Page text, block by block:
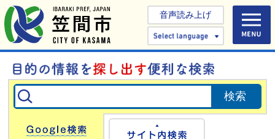
音声読み上げ
Select
Google検索